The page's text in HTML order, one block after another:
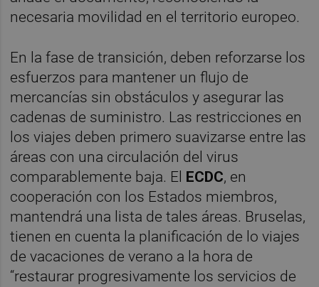
necesaria movilidad en el territorio europeo.
En la fase de transición, deben reforzarse los
esfuerzos para mantener un flujo de
mercancías sin obstáculos y asegurar las
cadenas de suministro. Las restricciones en
los viajes deben primero suavizarse entre las
áreas con una circulación del virus
comparablemente baja. El
ECDC, en
cooperación con los Estados miembros,
mantendrá una lista de tales áreas. Bruselas,
tienen en cuenta la planificación de lo viajes
de vacaciones de verano a la hora de
“restaurar progresivamente los servicios de